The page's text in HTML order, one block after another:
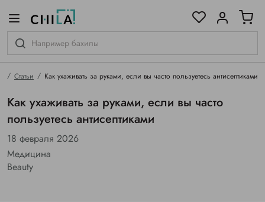
Статьи Как ухаживать за руками, если вы часто пользуетесь антисептиками
Как ухаживать за руками, если вы часто
пользуетесь антисептиками
18 февраля 2026
Медицина
Beauty
гамме